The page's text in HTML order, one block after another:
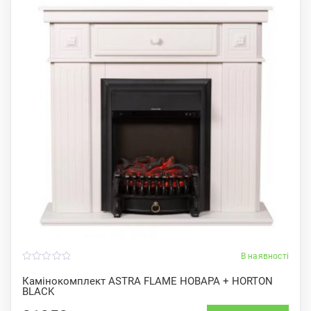
В наявності
Камінокомплект ASTRA FLAME НОВАРА + HORTON
BLACK
o
u
t